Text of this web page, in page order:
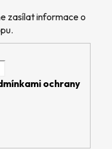
zasílat informace o
ochrany